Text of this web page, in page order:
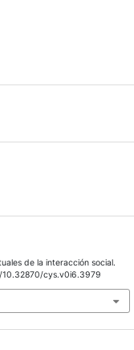
de la interacción social.
cys.v0i6.3979